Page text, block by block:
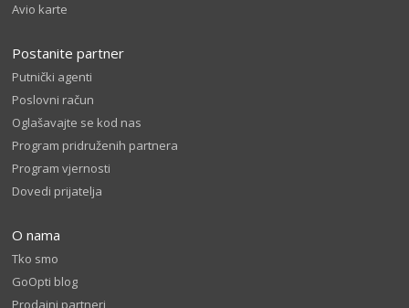
Avio karte
Postanite partner
Putnički agenti
Poslovni račun
Oglašavajte se kod nas
Program pridruženih partnera
Program vjernosti
Dovedi prijatelja
O nama
Tko smo
GoOpti blog
Prodajni partneri